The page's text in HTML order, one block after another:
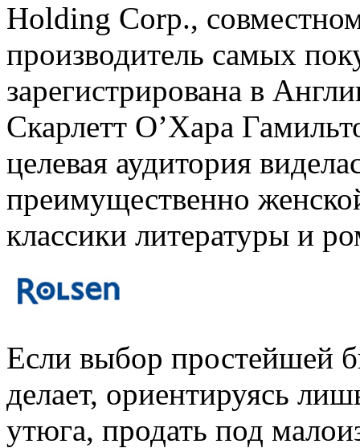
Holding Corp.,
производитель самых
зарегистрирована в
Скарлетт О’Хара
целевая аудитория
преимущественно
классики литературы и
Если выбор простейшей
делает, ориентируясь
утюга, продать под